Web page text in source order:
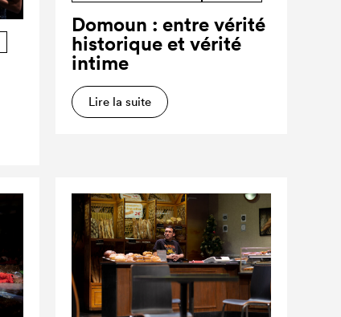
Domoun : entre vérité
historique et vérité
intime
Lire la suite